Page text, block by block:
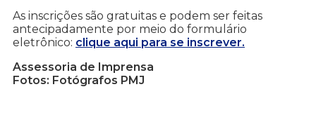
As inscrições são gratuitas e podem ser feitas
antecipadamente por meio do formulário
eletrônico: clique aqui para se inscrever.
Assessoria de Imprensa
Fotos: Fotógrafos PMJ